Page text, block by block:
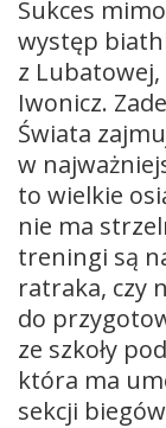
Sukces
występ
z
Iwonicz.
Świata
w
to wielkie
nie ma
treningi są
ratraka, czy
do
ze szkoły
która ma
sekcji